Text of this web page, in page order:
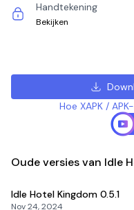
Handtekening
Bekijken
Hoe XAPK /
Oude versies van Idle
Idle Hotel Kingdom 0.5.1
Nov 24, 2024